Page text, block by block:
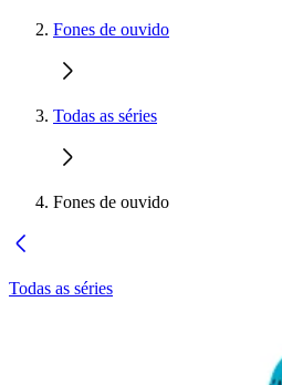
Fones de ouvido
Todas as séries
Fones de ouvido
Todas as séries